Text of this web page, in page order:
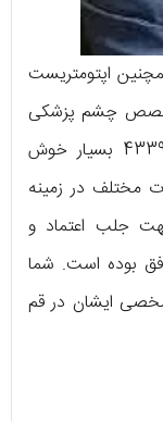
اپتومتریست
چشم پزشکی
زیبایی در قم و با شماره نظام پزشکی 43390 بسیار خوش
مختلف در زمینه
جلب اعتماد و
بوده است. شما
ایشان در قم